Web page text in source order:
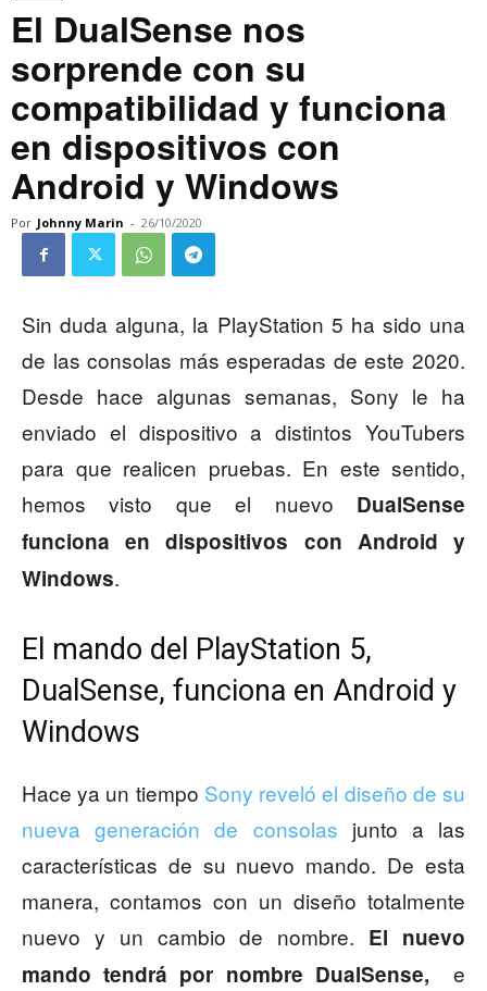
El DualSense nos
sorprende con su
compatibilidad y funciona
en dispositivos con
Android y Windows
Por Johnny Marin - 26/10/2020
Sin duda alguna, la PlayStation 5 ha sido una
de las consolas más esperadas de este 2020.
Desde hace algunas semanas, Sony le ha
enviado el dispositivo a distintos YouTubers
para que realicen pruebas. En este sentido,
hemos visto que el nuevo DualSense
funciona en dispositivos con Android y
Windows.
El mando del PlayStation 5,
DualSense, funciona en Android y
Windows
Hace ya un tiempo Sony reveló el diseño de su
nueva generación de consolas junto a las
características de su nuevo mando. De esta
manera, contamos con un diseño totalmente
nuevo y un cambio de nombre. El nuevo
mando tendrá por nombre DualSense, e